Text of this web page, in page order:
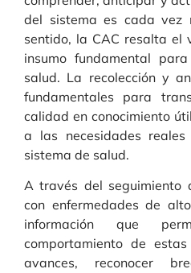
del sistema es cada vez
sentido, la CAC resalta el
insumo fundamental
salud. La recolección y
fundamentales para
calidad en conocimiento
a las necesidades
sistema de salud.
A través del seguimiento
con enfermedades de
información que
comportamiento de
avances, reconocer